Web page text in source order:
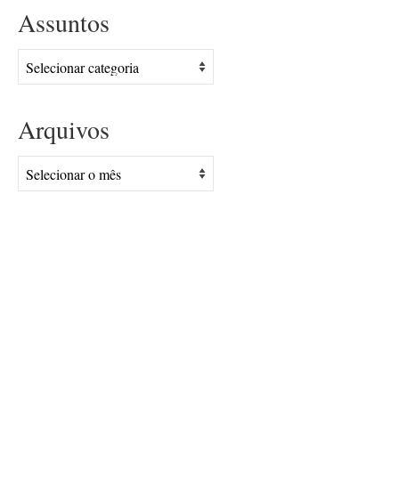
Assuntos
Assuntos
Arquivos
Arquivos